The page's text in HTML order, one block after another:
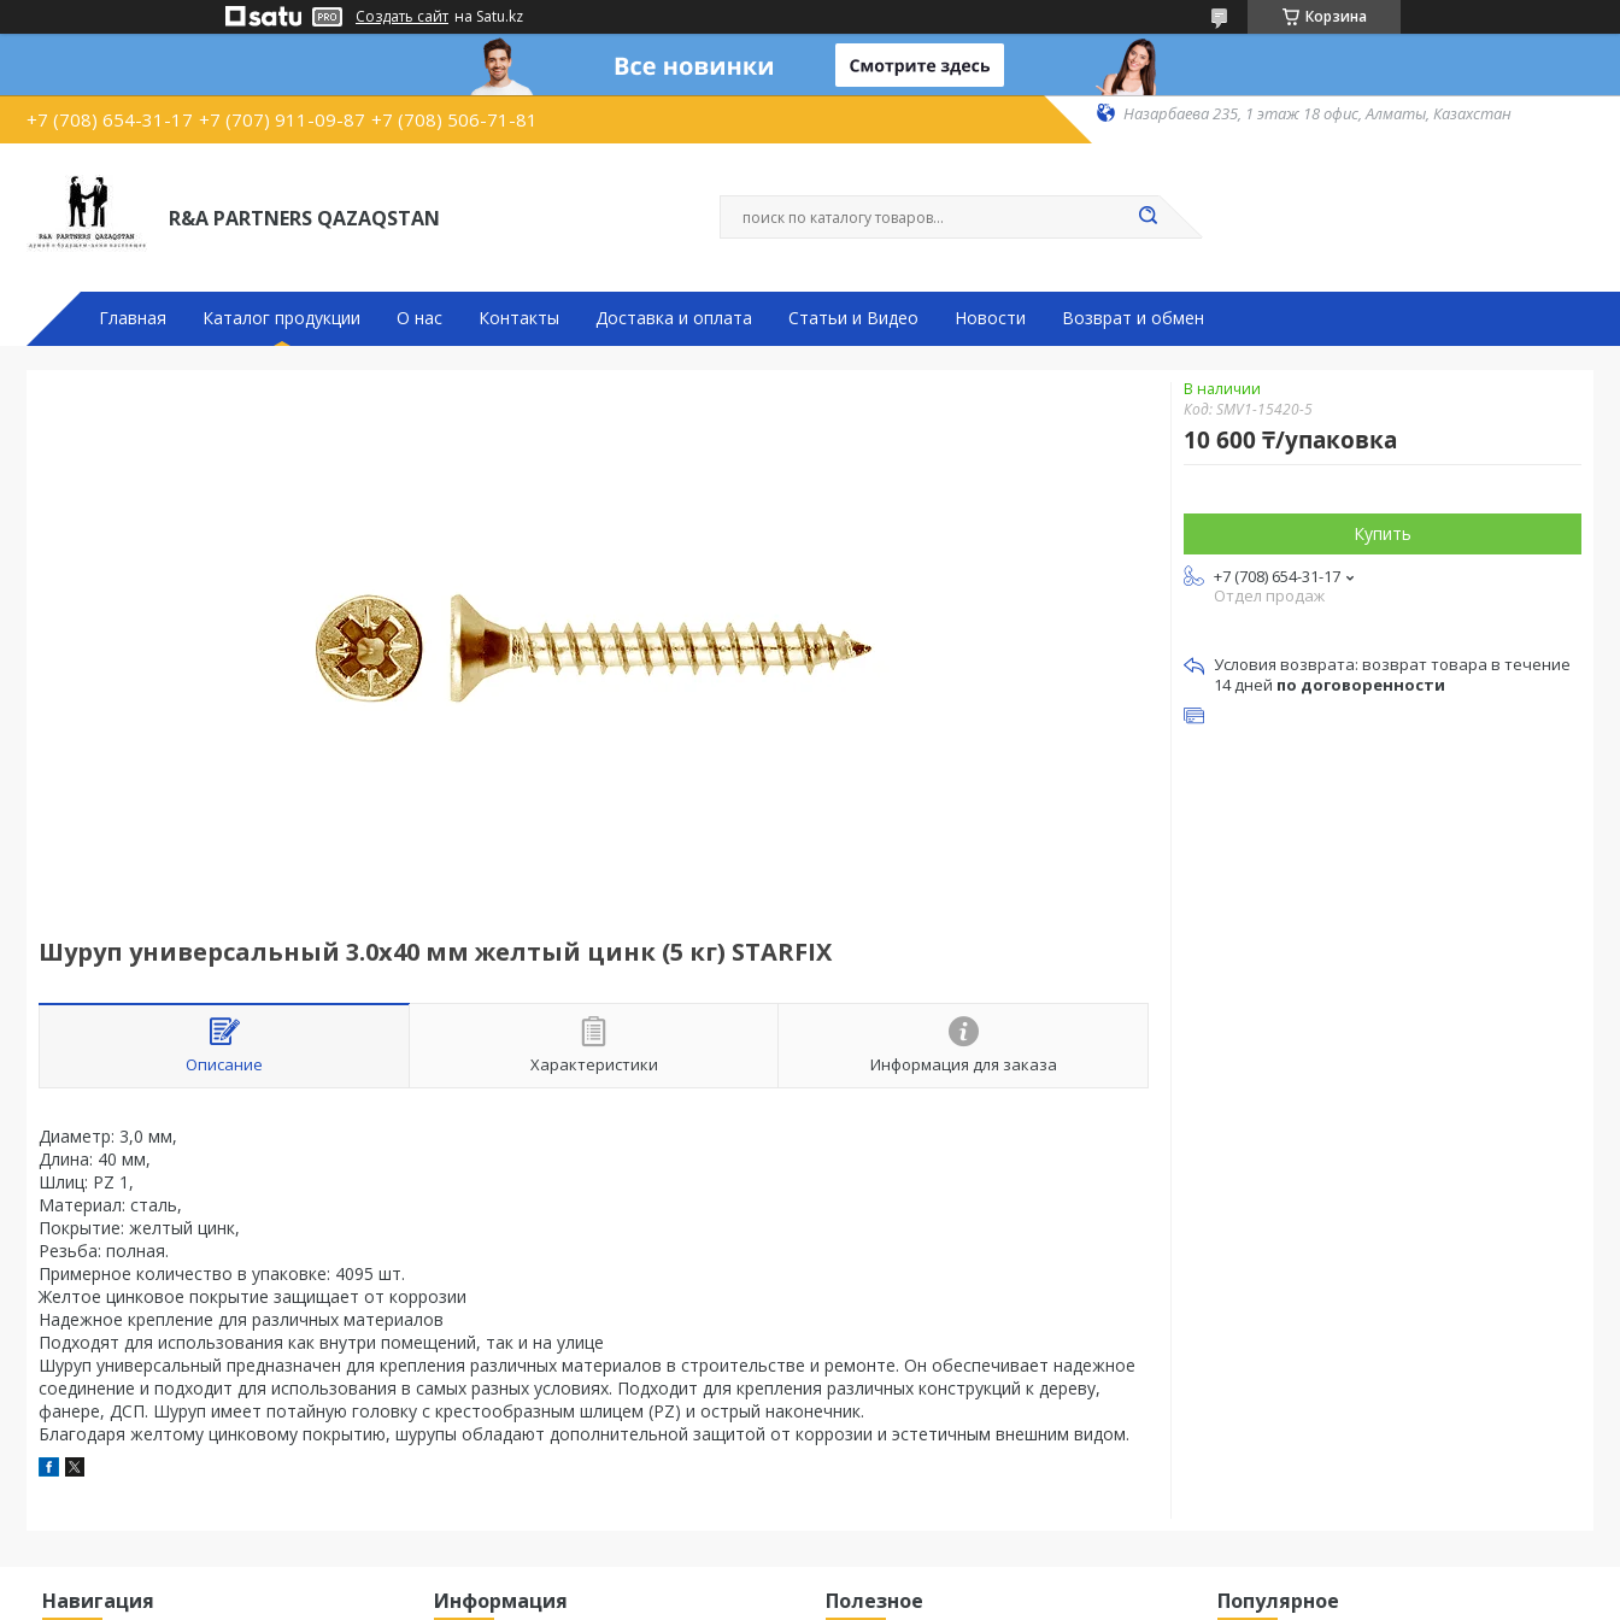
Создать сайт на Satu.kz Корзина
+7 (708) 654-31-17 +7 (707) 911-09-87 +7 (708) 506-71-81 Назарбаева 235, 1 этаж 18 офис, Алматы, Казахстан
R&A PARTNERS QAZAQSTAN
Главная Каталог продукции О нас Контакты Доставка и оплата Статьи и Видео Новости Возврат и обмен
Шуруп универсальный 3.0х40 мм желтый цинк (5 кг) STARFIX
Описание Характеристики Информация для заказа
Диаметр: 3,0 мм,
Длина: 40 мм,
Шлиц: PZ 1,
Материал: сталь,
Покрытие: желтый цинк,
Резьба: полная.
Примерное количество в упаковке: 4095 шт.
Желтое цинковое покрытие защищает от коррозии
Надежное крепление для различных материалов
Подходят для использования как внутри помещений, так и на улице
Шуруп универсальный предназначен для крепления различных материалов в строительстве и ремонте. Он обеспечивает надежное
соединение и подходит для использования в самых разных условиях. Подходит для крепления различных конструкций к дереву,
фанере, ДСП. Шуруп имеет потайную головку с крестообразным шлицем (PZ) и острый наконечник.
Благодаря желтому цинковому покрытию, шурупы обладают дополнительной защитой от коррозии и эстетичным внешним видом.
В наличии
Код:SMV1-15420-5
10 600 ₸/упаковка
Купить
+7 (708) 654-31-17
Отдел продаж
возврат товара в течение
14 дней по договоренности
Навигация Информация Полезное Популярное